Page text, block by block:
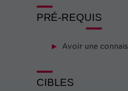
PRÉ-REQUIS
Avoir une
CIBLES